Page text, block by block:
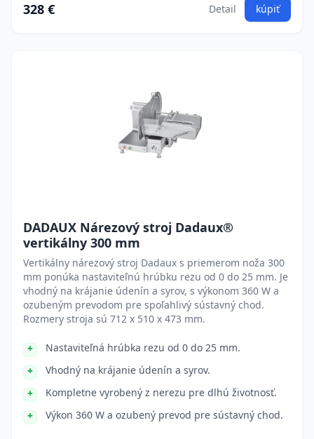
328 € Detail kúpiť
DADAUX Nárezový stroj Dadaux®
vertikálny 300 mm
Vertikálny nárezový stroj Dadaux s priemerom noža 300
mm ponúka nastaviteľnú hrúbku rezu od 0 do 25 mm. Je
vhodný na krájanie údenín a syrov, s výkonom 360 W a
ozubeným prevodom pre spoľahlivý sústavný chod.
Rozmery stroja sú 712 x 510 x 473 mm.
Nastaviteľná hrúbka rezu od 0 do 25 mm.
Vhodný na krájanie údenín a syrov.
Kompletne vyrobený z nerezu pre dlhú životnosť.
Výkon 360 W a ozubený prevod pre sústavný chod.